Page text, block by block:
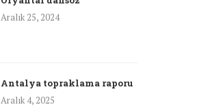
Aralık 25, 2024
Antalya topraklama raporu
Aralık 4, 2025